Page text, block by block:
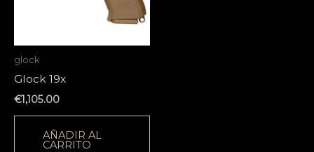
glock
Glock 19x
€1,105.00
AÑADIR AL
CARRITO